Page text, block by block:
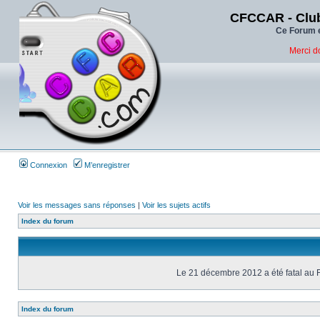
CFCCAR -
Ce Forum
Merci
Connexion M’enregistrer
Voir les messages sans réponses | Voir les sujets actifs
Index du forum
Le 21 décembre 2012 a été fatal au
Index du forum